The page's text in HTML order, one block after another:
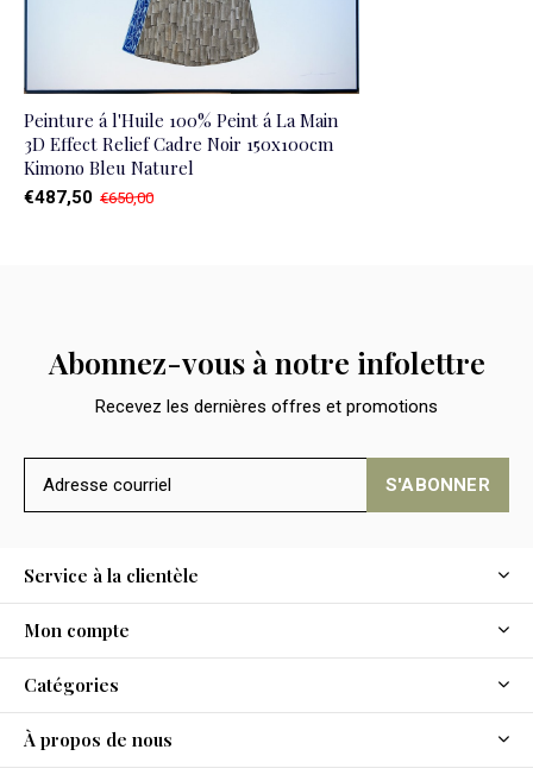
Peinture á l'Huile 100% Peint á La Main
3D Effect Relief Cadre Noir 150x100cm
Kimono Bleu Naturel
€487,50 €650,00
Abonnez-vous à notre infolettre
Recevez les dernières offres et promotions
S'ABONNER
Service à la clientèle
Mon compte
Catégories
À propos de nous